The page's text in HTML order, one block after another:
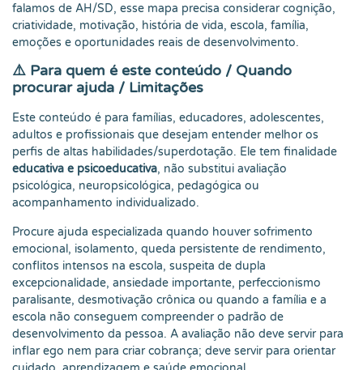
falamos de AH/SD, esse mapa precisa considerar cognição,
criatividade, motivação, história de vida, escola, família,
emoções e oportunidades reais de desenvolvimento.
⚠️ Para quem é este conteúdo / Quando
procurar ajuda / Limitações
Este conteúdo é para famílias, educadores, adolescentes,
adultos e profissionais que desejam entender melhor os
perfis de altas habilidades/superdotação. Ele tem finalidade
educativa e psicoeducativa, não substitui avaliação
psicológica, neuropsicológica, pedagógica ou
acompanhamento individualizado.
Procure ajuda especializada quando houver sofrimento
emocional, isolamento, queda persistente de rendimento,
conflitos intensos na escola, suspeita de dupla
excepcionalidade, ansiedade importante, perfeccionismo
paralisante, desmotivação crônica ou quando a família e a
escola não conseguem compreender o padrão de
desenvolvimento da pessoa. A avaliação não deve servir para
inflar ego nem para criar cobrança; deve servir para orientar